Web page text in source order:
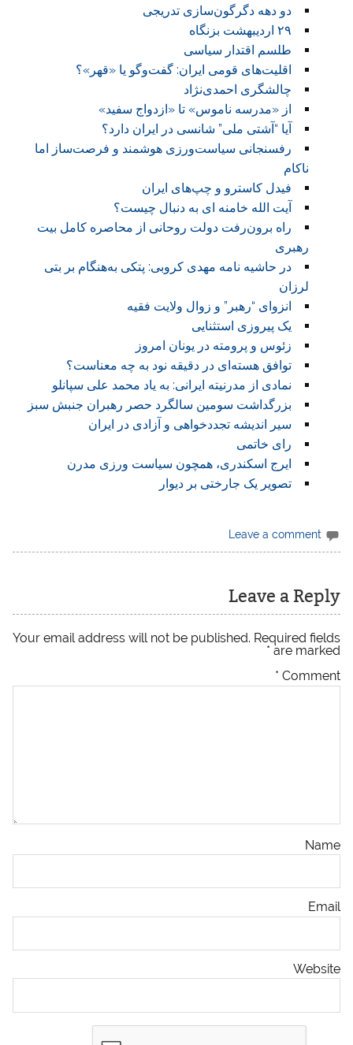
دو دهه دگرگون‌سازی تدریجی
۲۹ اردیبهشت بزنگاه
طلسم اقتدار سیاسی
اقلیت‌های قومی ایران: گفت‌وگو یا «قهر»؟
چالشگری احمدی‌نژاد
از «مدرسه ناموس» تا «ازدواج سفید»
آیا “آشتی ملی” شانسی در ایران دارد؟
رفسنجانی سیاست‌ورزی هوشمند و فرصت‌ساز اما
ناکام
فیدل کاسترو و چپ‌های ایران
آیت الله خامنه ای به دنبال چیست؟
راه برون‌رفت دولت روحانی از محاصره کامل بیت
رهبری
در حاشیه نامه مهدی کروبی: پتکی به‌هنگام بر بتی
لرزان
انزوای “رهبر” و زوال ولایت فقیه
یک پیروزی استثنایی
زئوس و پرومته در یونان امروز
توافق هسته‌ای در دقیقه نود به چه معناست؟
نمادی از مدرنیته ایرانی: به یاد محمد علی سپانلو
بزرگداشت سومین سالگرد حصر رهبران جنبش سبز
سیر اندیشه تجددخواهی و آزادی در ایران
رای خاتمی
ايرج اسکندری، همچون سیاست ورزی مدرن
تصویر یک جارختی بر دیوار
Leave a comment
Leave a Reply
Your email address will not be published. Required fields
are marked
*
Comment
*
Name
Email
Website